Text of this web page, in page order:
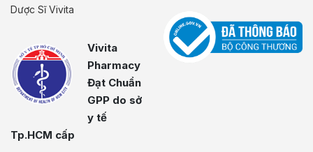
Dược Sĩ Vivita
Vivita
Pharmacy
Đạt Chuẩn
GPP do sở
y tế
Tp.HCM cấp